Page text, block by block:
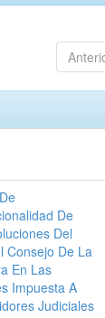
De
Del
Consejo De La
En Las
Impuesta A
Judiciales